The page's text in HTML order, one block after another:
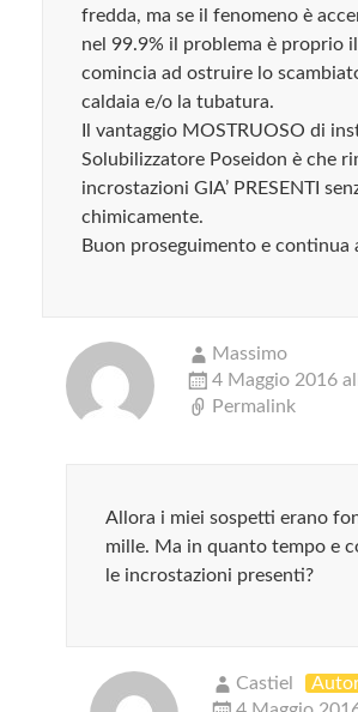
fredda, ma se il fenomeno è
nel 99.9% il problema è proprio
comincia ad ostruire lo
caldaia e/o la tubatura.
Il vantaggio MOSTRUOSO di
Solubilizzatore Poseidon è che
incrostazioni GIA’ PRESENTI
chimicamente.
Buon proseguimento e continua
Massimo
4 Maggio 2016
Permalink
Allora i miei sospetti erano
mille. Ma in quanto tempo e
le incrostazioni presenti?
Castiel